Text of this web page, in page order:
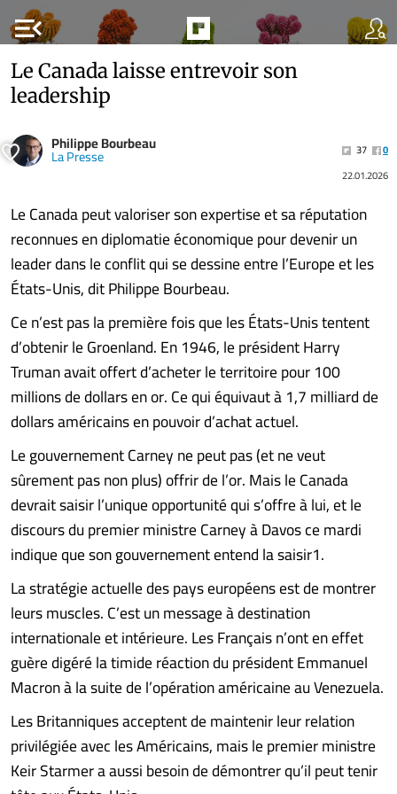
menu_open
Le Canada laisse entrevoir son
leadership
Philippe Bourbeau
La Presse 37
0
22.01.2026
Le Canada peut valoriser son expertise et sa réputation
reconnues en diplomatie économique pour devenir un
leader dans le conflit qui se dessine entre l’Europe et les
États-Unis, dit Philippe Bourbeau.
Ce n’est pas la première fois que les États-Unis tentent
d’obtenir le Groenland. En 1946, le président Harry
Truman avait offert d’acheter le territoire pour 100
millions de dollars en or. Ce qui équivaut à 1,7 milliard de
dollars américains en pouvoir d’achat actuel.
Le gouvernement Carney ne peut pas (et ne veut
sûrement pas non plus) offrir de l’or. Mais le Canada
devrait saisir l’unique opportunité qui s’offre à lui, et le
discours du premier ministre Carney à Davos ce mardi
indique que son gouvernement entend la saisir⁠1.
La stratégie actuelle des pays européens est de montrer
leurs muscles. C’est un message à destination
internationale et intérieure. Les Français n’ont en effet
guère digéré la timide réaction du président Emmanuel
Macron à la suite de l’opération américaine au Venezuela.
Les Britanniques acceptent de maintenir leur relation
privilégiée avec les Américains, mais le premier ministre
Keir Starmer a aussi besoin de démontrer qu’il peut tenir